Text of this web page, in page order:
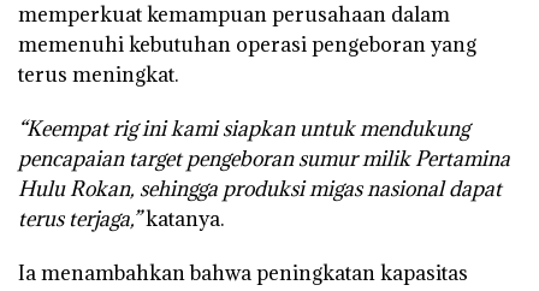
memperkuat kemampuan perusahaan dalam
memenuhi kebutuhan operasi pengeboran yang
terus meningkat.
“Keempat rig ini kami siapkan untuk mendukung
pencapaian target pengeboran sumur milik Pertamina
Hulu Rokan, sehingga produksi migas nasional dapat
terus terjaga,”katanya.
Ia menambahkan bahwa peningkatan kapasitas